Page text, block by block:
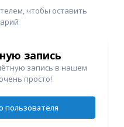
чтобы оставить
запись
запись в нашем
просто!
пользователя